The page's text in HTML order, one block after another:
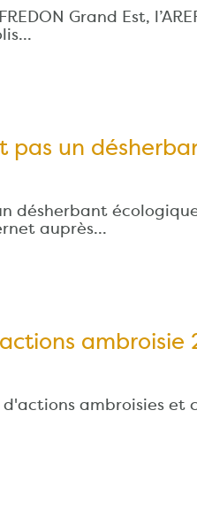
Grand Est,
pas un
désherbant
auprès…
ambroisie
ambroisies et